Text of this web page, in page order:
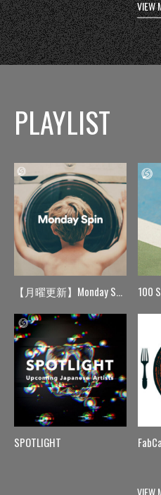
VIEW
PLAYLIST
【月曜更新】Monday Spin
SPOTLIGHT
100
VIEW